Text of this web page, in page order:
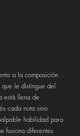
a la composición
que le distingue del
está llena de
cada nota sino
habilidad para
fusiona diferentes